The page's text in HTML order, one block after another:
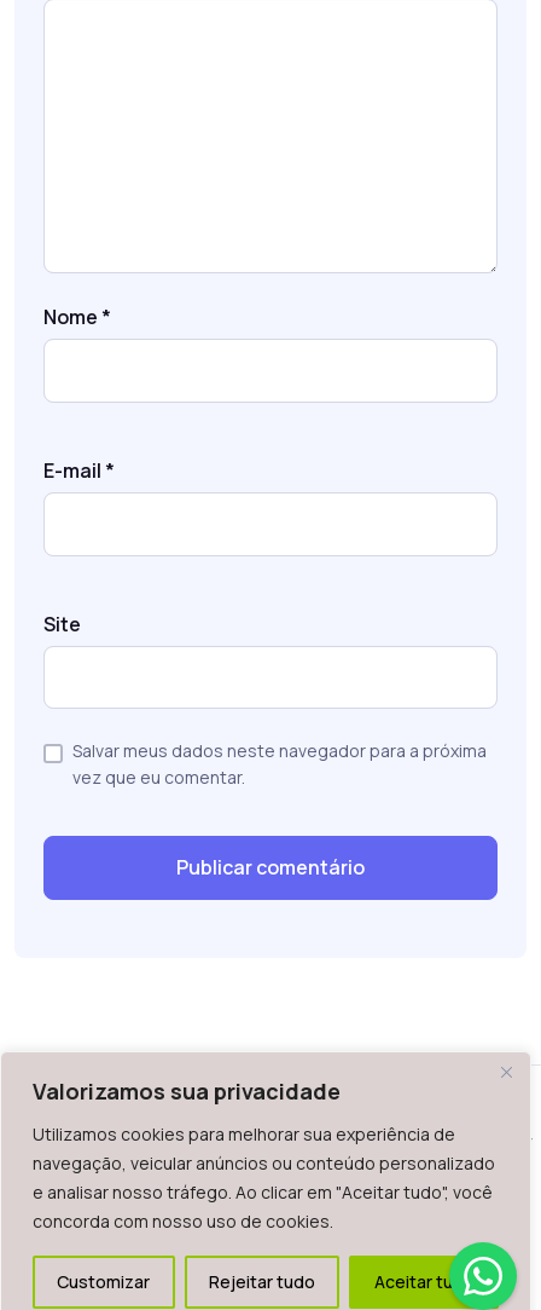
Valorizamos sua privacidade
Utilizamos cookies para melhorar sua experiência de
navegação, veicular anúncios ou conteúdo personalizado
e analisar nosso tráfego. Ao clicar em "Aceitar tudo", você
concorda com nosso uso de cookies.
Customizar Rejeitar tudo Aceitar tudo
Nome *
E-mail *
Site
Salvar meus dados neste navegador para a próxima
vez que eu comentar.
WAZ - Av. do Contorno 2939, lojas 1 a 7, Belo Horizonte, MG -
Brasil. CEP: 30.110-013
Telefone: +55 (31) 2126-6666 | CNPJ: 06.036.939/0001-92
2023.
Todos os direitos reservados. É vetada a reprodução, total
ou parcial deste website.